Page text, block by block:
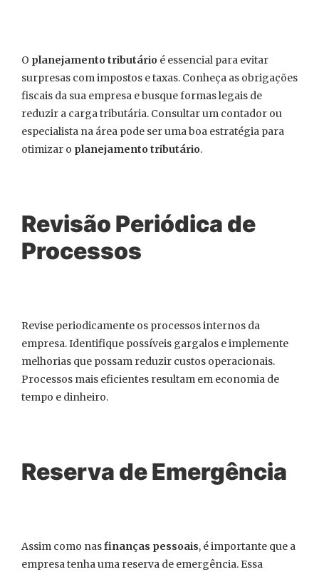
O planejamento tributário é essencial para evitar
surpresas com impostos e taxas. Conheça as obrigações
fiscais da sua empresa e busque formas legais de
reduzir a carga tributária. Consultar um contador ou
especialista na área pode ser uma boa estratégia para
otimizar o planejamento tributário.
Revisão Periódica de
Processos
Revise periodicamente os processos internos da
empresa. Identifique possíveis gargalos e implemente
melhorias que possam reduzir custos operacionais.
Processos mais eficientes resultam em economia de
tempo e dinheiro.
Reserva de Emergência
Assim como nasfinanças pessoais, é importante que a
empresa tenha uma reserva de emergência. Essa